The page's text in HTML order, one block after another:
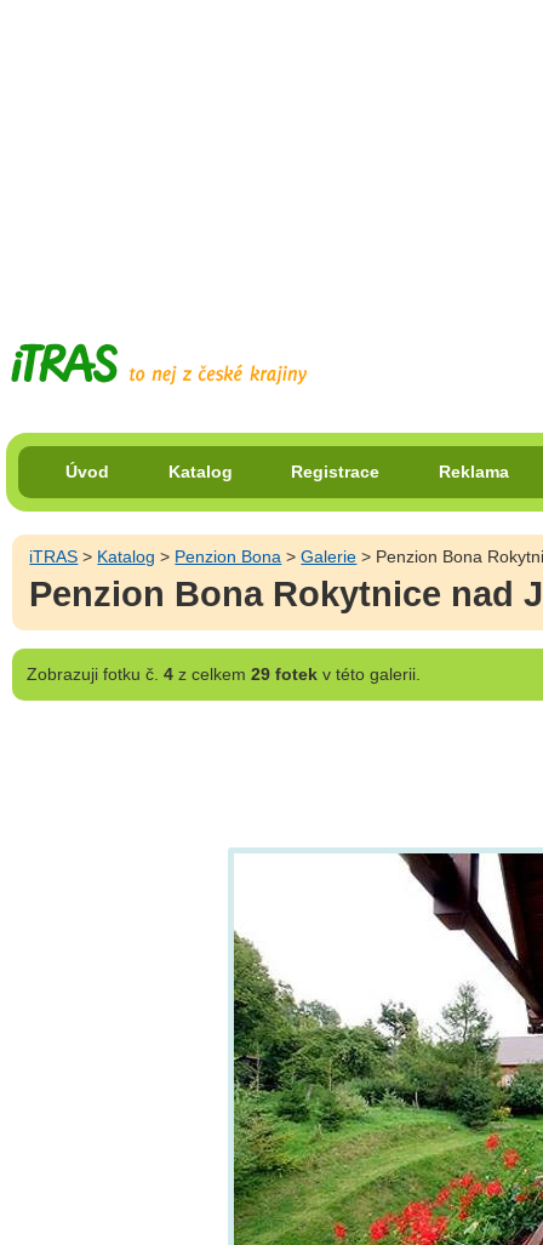
Úvod Katalog Registrace Reklama
iTRAS > Katalog > Penzion Bona >Galerie > Penzion Bona
Penzion Bona Rokytnice nad
Zobrazujifotku č. 4z celkem 29 fotekv této galerii.